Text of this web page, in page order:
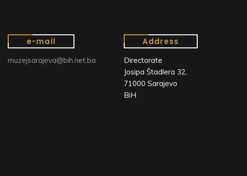
e-mail
muzejsarajeva@bih.net.ba
Address
Directorate
Josipa Štadlera 32,
71000 Sarajevo
BiH